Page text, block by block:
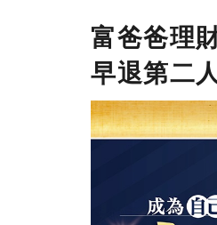
富爸爸理
早退第二